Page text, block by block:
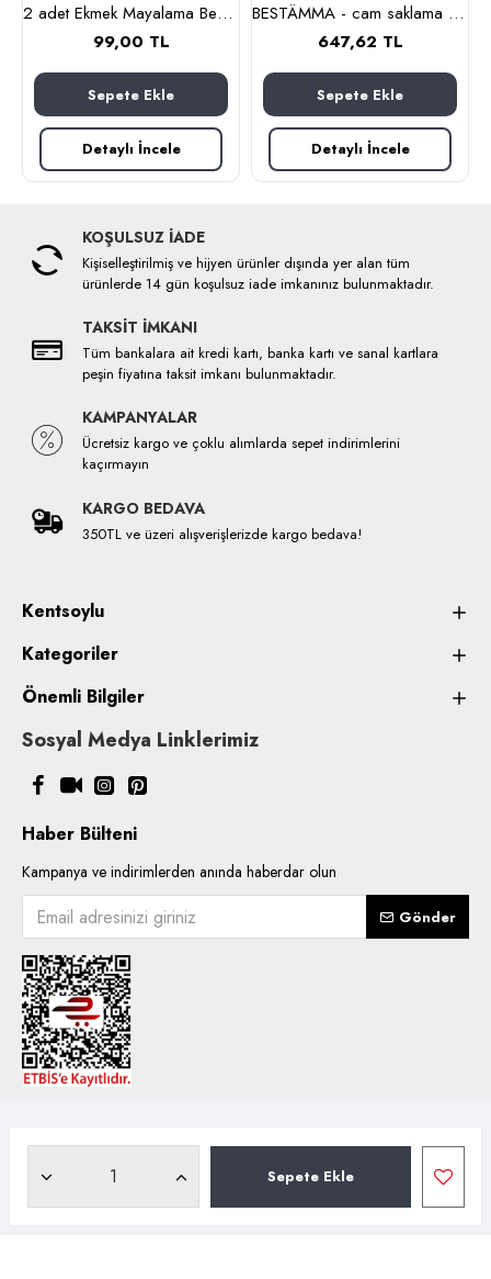
Sepete Ekle
2 adet Ekmek Mayalama Bezi 50x70 cm, %100 Pamuk Amerikan Pasa Bezi
99,00 TL
Sepete Ekle
Detaylı İncele
BESTÄMMA - cam saklama kabı seti (cam)
647,62 TL
Sepete Ekle
Detaylı İncele
KOŞULSUZ İADE
Kişiselleştirilmiş ve hijyen ürünler dışında yer alan tüm
ürünlerde 14 gün koşulsuz iade imkanınız bulunmaktadır.
TAKSİT İMKANI
Tüm bankalara ait kredi kartı, banka kartı ve sanal kartlara
peşin fiyatına taksit imkanı bulunmaktadır.
KAMPANYALAR
Ücretsiz kargo ve çoklu alımlarda sepet indirimlerini
kaçırmayın
KARGO BEDAVA
350TL ve üzeri alışverişlerizde kargo bedava!
Kentsoylu
Kategoriler
Önemli Bilgiler
Sosyal Medya Linklerimiz
Haber Bülteni
Kampanya ve indirimlerden anında haberdar olun
Gönder